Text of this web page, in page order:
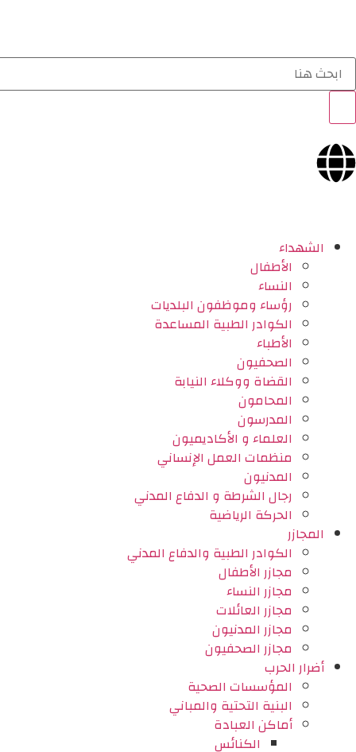
الشهداء
الأطفال
النساء
رؤساء وموظفون البلديات
الكوادر الطبية المساعدة
الأطباء
الصحفيون
القضاة ووكلاء النيابة
المحامون
المدرسون
العلماء و الأكاديميون
منظمات العمل الإنساني
المدنيون
رجال الشرطة و الدفاع المدني
الحركة الرياضية
المجازر
الكوادر الطبية والدفاع المدني
مجازر الأطفال
مجازر النساء
مجازر العائلات
مجازر المدنيون
مجازر الصحفيون
أضرار الحرب
المؤسسات الصحية
البنية التحتية والمباني
أماكن العبادة
الكنائس